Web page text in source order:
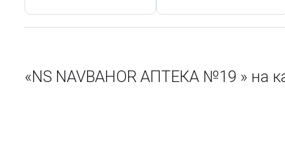
«NS NAVBAHOR АПТЕКА №19 » на